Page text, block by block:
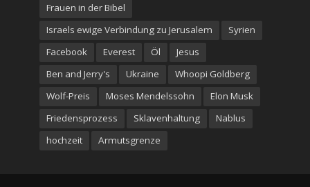
Frauen in der Bibel
Israels ewige Verbindung zu Jerusalem
Syrien
Facebook
Everest Öl
Jesus
Ben and Jerry's
Ukraine
Whoopi Goldberg
Wolf-Preis
Moses Mendelssohn
Elon Musk
Friedensprozess
Sklavenhaltung
Nablus
hochzeit
Armutsgrenze